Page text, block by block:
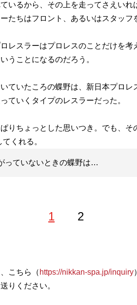
いるから、その上を走ってさえいれ
たちはフロント、あるいはスタッフを
レスラーはプロレスのことだけを考
うことになるのだろう。
ていたころの蝶野は、新日本プロレ
ていくタイプのレスラーだった。
りちょっとした思いつき。でも、そ
っていないときの蝶野は…
1 2
こちら（ https://nikkan-spa.jp/inquiry
りください。